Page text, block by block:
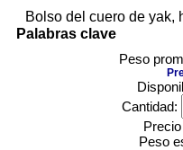
Bolso del cuero de yak,
Palabras clave
Peso
Cantidad:
Peso